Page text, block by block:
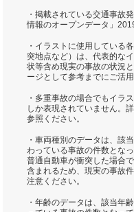
・掲載されている交通事故
情報のオープンデータ」
・イラストに使用している
突地点など）は、代表的な
状等含め現実の事故の状況
ージとして参考までにご活用
・多重事故の場合でもイラ
しか表現されていません。
参照ください。
・車両種別のデータは、該
わっている事故の件数とな
普通自動車が衝突した場合
含まれるため、現実の事故
注意ください。
・年齢のデータは、該当年